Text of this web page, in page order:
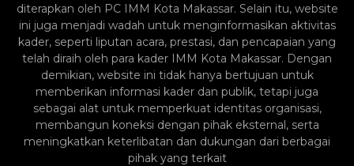
diterapkan oleh PC IMM Kota Makassar. Selain itu, website
ini juga menjadi wadah untuk menginformasikan aktivitas
kader, seperti liputan acara, prestasi, dan pencapaian yang
telah diraih oleh para kader IMM Kota Makassar. Dengan
demikian, website ini tidak hanya bertujuan untuk
memberikan informasi kader dan publik, tetapi juga
sebagai alat untuk memperkuat identitas organisasi,
membangun koneksi dengan pihak eksternal, serta
meningkatkan keterlibatan dan dukungan dari berbagai
pihak yang terkait